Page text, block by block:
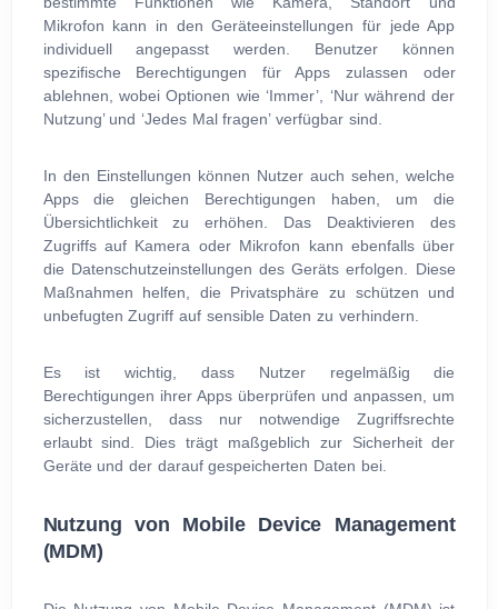
Mikrofon kann in den Geräteeinstellungen für jede App
individuell angepasst werden. Benutzer können
spezifische Berechtigungen für Apps zulassen oder
ablehnen, wobei Optionen wie ‘Immer’, ‘Nur während der
Nutzung’ und ‘Jedes Mal fragen’ verfügbar sind.
In den Einstellungen können Nutzer auch sehen, welche
Apps die gleichen Berechtigungen haben, um die
Übersichtlichkeit zu erhöhen. Das Deaktivieren des
Zugriffs auf Kamera oder Mikrofon kann ebenfalls über
die Datenschutzeinstellungen des Geräts erfolgen. Diese
Maßnahmen helfen, die Privatsphäre zu schützen und
unbefugten Zugriff auf sensible Daten zu verhindern.
Es ist wichtig, dass Nutzer regelmäßig die
Berechtigungen ihrer Apps überprüfen und anpassen, um
sicherzustellen, dass nur notwendige Zugriffsrechte
erlaubt sind. Dies trägt maßgeblich zur Sicherheit der
Geräte und der darauf gespeicherten Daten bei.
Nutzung von Mobile Device Management
(MDM)